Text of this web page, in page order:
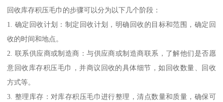
回收库存积压毛巾的步骤可以分为以下几个阶段：
1. 确定回收计划：制定回收计划，明确回收的目标和范围，确定回
收的时间和地点。
2. 联系供应商或制造商：与供应商或制造商联系，了解他们是否愿
意回收库存积压毛巾，并商议回收的具体细节，如回收数量、回收
方式等。
3. 整理库存：对库存积压毛巾进行整理，清点数量和质量，确保可